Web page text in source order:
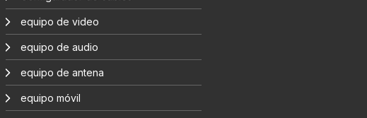
equipo de video
equipo de audio
equipo de antena
equipo móvil